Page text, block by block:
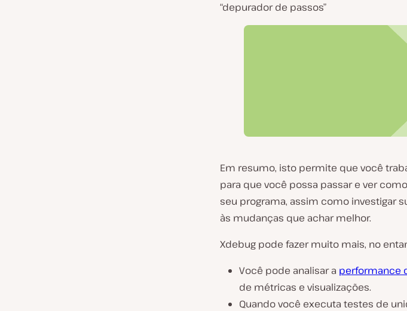
“depurador de passos”
Em resumo, isto permite que você
para que você possa passar e ver
seu programa, assim como investigar
às mudanças que achar melhor.
Xdebug pode fazer muito mais, no
Você pode analisar a performance
de métricas e visualizações.
Quando você executa testes de